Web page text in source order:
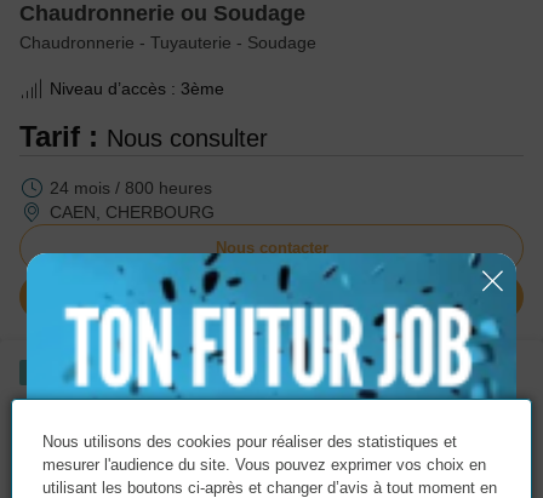
Chaudronnerie ou Soudage
Chaudronnerie - Tuyauterie - Soudage
Niveau d’accès : 3ème
Tarif : Nous consulter
CAEN, CHERBOURG
24 mois / 800 heures
Nous contacter
En savoir plus
ALTERNANCE
Chaudronnerie ou Soudage
Chaudronnerie - Tuyauterie - Soudage
Nous utilisons des cookies pour réaliser des statistiques et
mesurer l'audience du site. Vous pouvez exprimer vos choix en
utilisant les boutons ci-après et changer d’avis à tout moment en